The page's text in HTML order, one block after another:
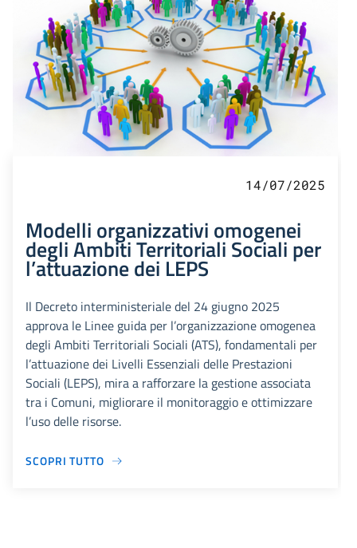
14/07/2025
Modelli organizzativi omogenei
degli Ambiti Territoriali Sociali per
l’attuazione dei LEPS
Il Decreto interministeriale del 24 giugno 2025
approva le Linee guida per l’organizzazione omogenea
degli Ambiti Territoriali Sociali (ATS), fondamentali per
l’attuazione dei Livelli Essenziali delle Prestazioni
Sociali (LEPS), mira a rafforzare la gestione associata
tra i Comuni, migliorare il monitoraggio e ottimizzare
l’uso delle risorse.
SCOPRI TUTTO